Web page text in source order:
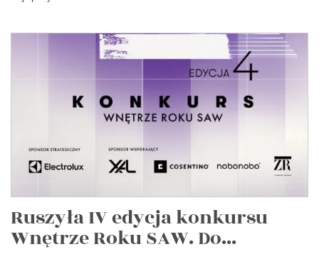
Ruszyła IV edycja konkursu
Wnętrze Roku SAW. Do...